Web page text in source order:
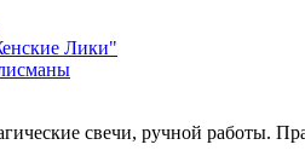
Лики"
свечи, ручной работы.